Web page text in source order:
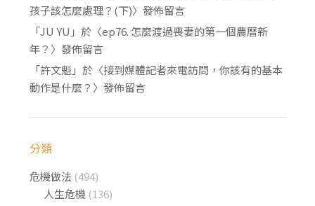
孩子該怎麼處理？(下)〉發佈留言
「JU YU 」於〈ep76. 怎麼渡過喪妻的第一個農曆新
年？ 〉發佈留言
「許文魁」於〈接到媒體記者來電訪問，你該有的基本
動作是什麼？ 〉發佈留言
分類
危機做法 (494)
人生危機 (136)